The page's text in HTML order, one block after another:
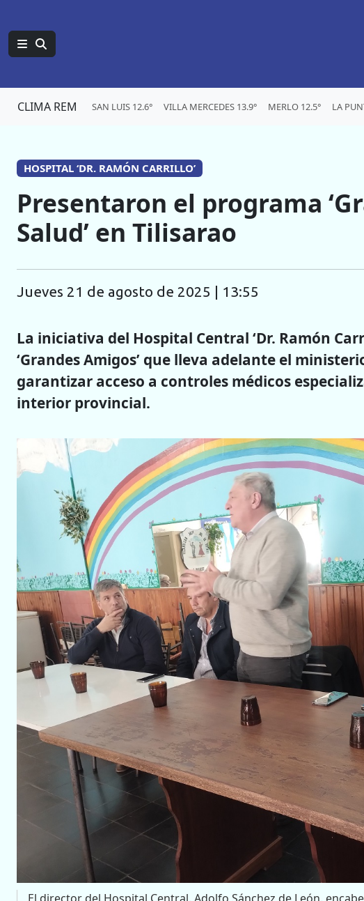
CLIMA REM SAN LUIS 12.6° VILLA MERCEDES 13.9° MERLO 12.5° LA
HOSPITAL ‘DR. RAMÓN CARRILLO’
Presentaron el programa
Salud’ en Tilisarao
jueves 21 de agosto de 2025 | 13:55
La iniciativa del Hospital Central ‘Dr. Ramón
‘Grandes Amigos’ que lleva adelante el
garantizar acceso a controles médicos
interior provincial.